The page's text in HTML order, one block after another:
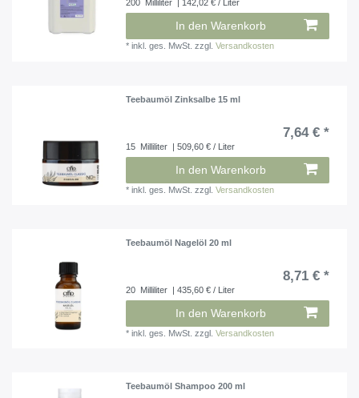
200 Milliliter | 142,02 € / Liter
In den Warenkorb
*inkl. ges. MwSt. zzgl.Versandkosten
Teebaumöl Zinksalbe 15 ml
7,64 € *
15 Milliliter | 509,60 € / Liter
In den Warenkorb
*inkl. ges. MwSt. zzgl.Versandkosten
Teebaumöl Nagelöl 20 ml
8,71 € *
20 Milliliter | 435,60 € / Liter
In den Warenkorb
*inkl. ges. MwSt. zzgl.Versandkosten
Teebaumöl Shampoo 200 ml